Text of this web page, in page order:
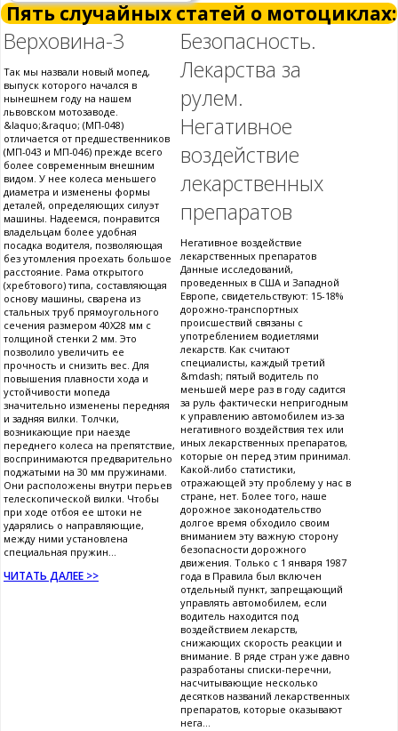
Пять случайных статей о мотоциклах:
Верховина-3
Так мы назвали новый мопед,
выпуск которого начался в
нынешнем году на нашем
львовском мотозаводе.
&laquo;&raquo; (МП-048)
отличается от предшественников
(МП-043 и МП-046) прежде всего
более современным внешним
видом. У нее колеса меньшего
диаметра и изменены формы
деталей, определяющих силуэт
машины. Надеемся, понравится
владельцам более удобная
посадка водителя, позволяющая
без утомления проехать большое
расстояние. Рама открытого
(хребтового) типа, составляющая
основу машины, сварена из
стальных труб прямоугольного
сечения размером 40X28 мм с
толщиной стенки 2 мм. Это
позволило увеличить ее
прочность и снизить вес. Для
повышения плавности хода и
устойчивости мопеда
значительно изменены передняя
и задняя вилки. Толчки,
возникающие при наезде
переднего колеса на препятствие,
воспринимаются предварительно
поджатыми на 30 мм пружинами.
Они расположены внутри перьев
телескопической вилки. Чтобы
при ходе отбоя ее штоки не
ударялись о направляющие,
между ними установлена
специальная пружин...
ЧИТАТЬ ДАЛЕЕ >>
Безопасность.
Лекарства за
рулем.
Негативное
воздействие
лекарственных
препаратов
Негативное воздействие
лекарственных препаратов
Данные исследований,
проведенных в США и Западной
Европе, свидетельствуют: 15-18%
дорожно-транспортных
происшествий связаны с
употреблением водиетлями
лекарств. Как считают
специалисты, каждый третий
&mdash; пятый водитель по
меньшей мере раз в году садится
за руль фактически непригодным
к управлению автомобилем из-за
негативного воздействия тех или
иных лекарственных препаратов,
которые он перед этим принимал.
Какой-либо статистики,
отражающей эту проблему у нас в
стране, нет. Более того, наше
дорожное законодательство
долгое время обходило своим
вниманием эту важную сторону
безопасности дорожного
движения. Только с 1 января 1987
года в Правила был включен
отдельный пункт, запрещающий
управлять автомобилем, если
водитель находится под
воздействием лекарств,
снижающих скорость реакции и
внимание. В ряде стран уже давно
разработаны списки-перечни,
насчитывающие несколько
десятков названий лекарственных
препаратов, которые оказывают
нега...